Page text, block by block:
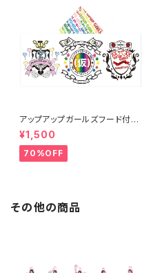
アップアップガールズフード付き
タオル
¥1,500
70%OFF
その他の商品